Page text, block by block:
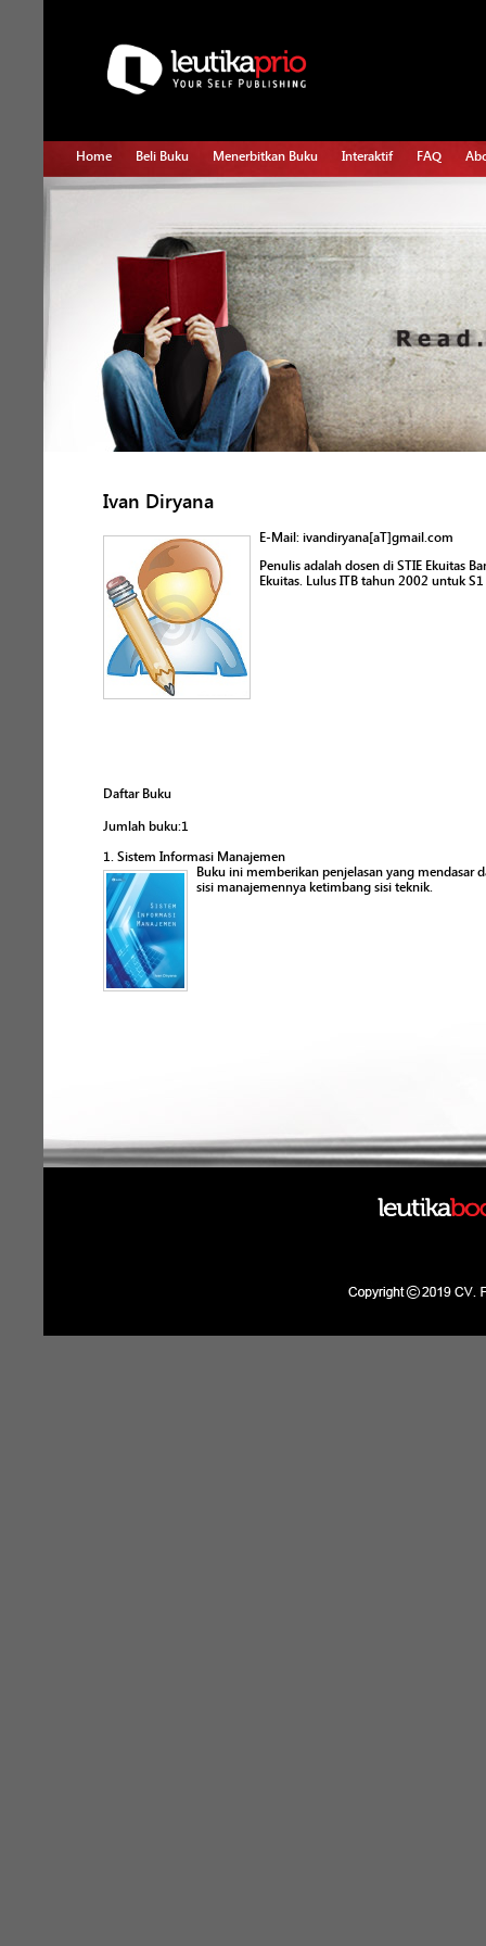
Home Beli Buku Menerbitkan Buku Interaktif FAQ
Ivan Diryana
E-Mail: ivandiryana[aT]gmail.com
Penulis adalah dosen di STIE Ekuitas
Ekuitas. Lulus ITB tahun 2002 untuk
Daftar Buku
Jumlah buku:1
1. Sistem Informasi Manajemen
Buku ini memberikan penjelasan yang
sisi manajemennya ketimbang sisi teknik.